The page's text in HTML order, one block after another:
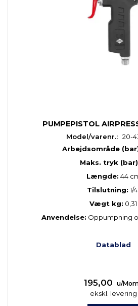
PUMPEPISTOL
Model/varenr.: 20-
Arbejdsområde
Maks. tryk
Længde: 44
Tilslutning:1/
Vægt kg: 0,31
Anvendelse: Oppumpning
Datablad
195,00 u/
ekskl. levering